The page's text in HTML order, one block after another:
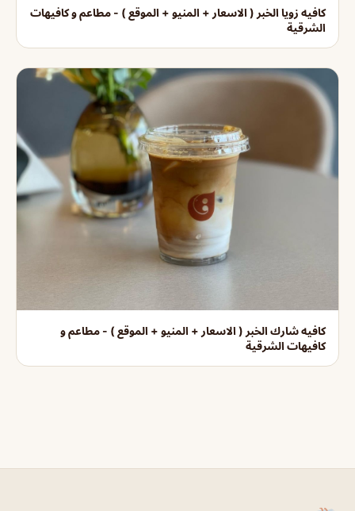
كافيه زويا الخبر ( الاسعار + المنيو + الموقع ) - مطاعم و كافيهات
الشرقية
كافيه شارك الخبر ( الاسعار + المنيو + الموقع ) - مطاعم و
كافيهات الشرقية